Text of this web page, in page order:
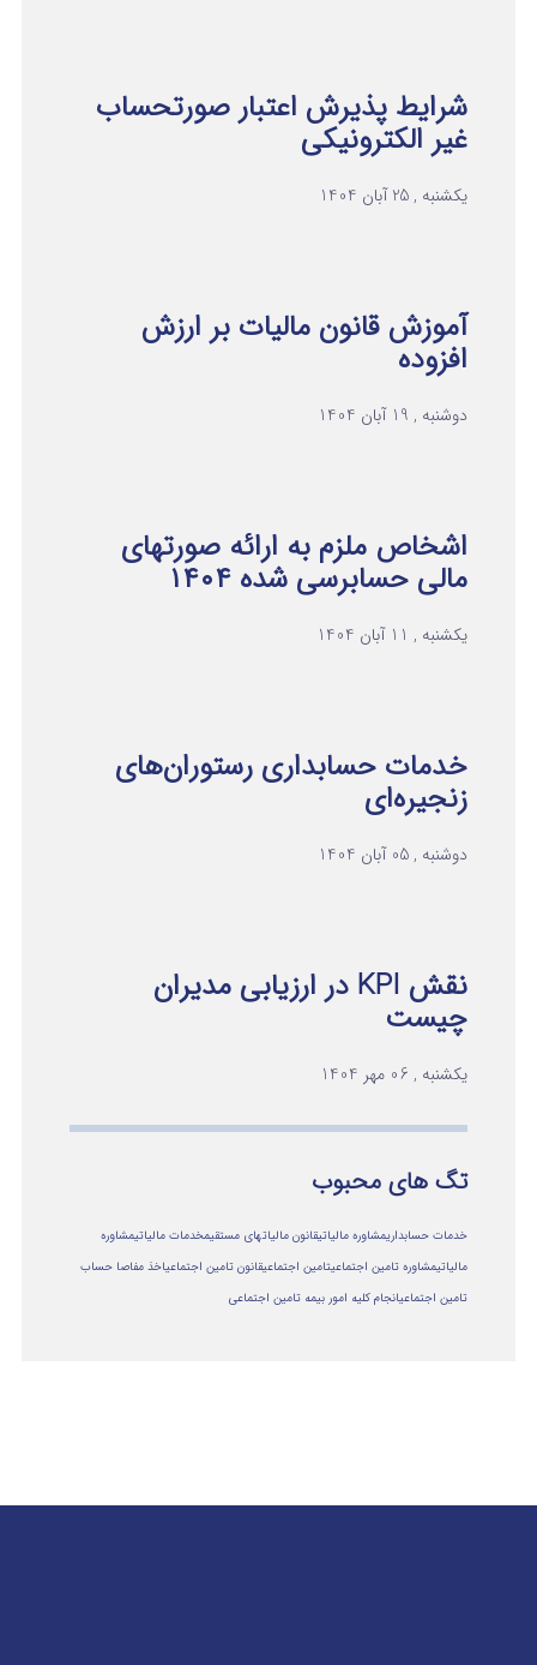
شرایط پذیرش اعتبار صورتحساب
غیر الکترونیکی
یکشنبه , 25 آبان 1404
آموزش قانون مالیات بر ارزش
افزوده
دوشنبه , 19 آبان 1404
اشخاص ملزم به ارائه صورتهای
مالی حسابرسی شده ۱۴۰۴
یکشنبه , 11 آبان 1404
خدمات حسابداری رستوران‌های
زنجیره‌ای
دوشنبه , 05 آبان 1404
نقش KPI در ارزیابی مدیران
چیست
یکشنبه , 06 مهر 1404
تگ های محبوب
خدمات حسابداریمشاوره مالیاتیقانون مالیاتهای مستقیمخدمات مالیاتیمشاوره
مالياتيمشاوره تامین اجتماعیتامین اجتماعیقانون تامین اجتماعیاخذ مفاصا حساب
تامین اجتماعیانجام کلیه امور بیمه تامین اجتماعی